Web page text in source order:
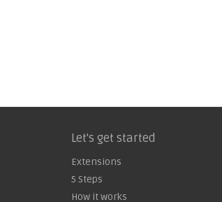
Let's get started
Extensions
5 Steps
How it works